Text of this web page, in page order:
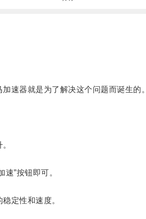
速器就是为了解决这个问题而诞生的。
”按钮即可。
定性和速度。